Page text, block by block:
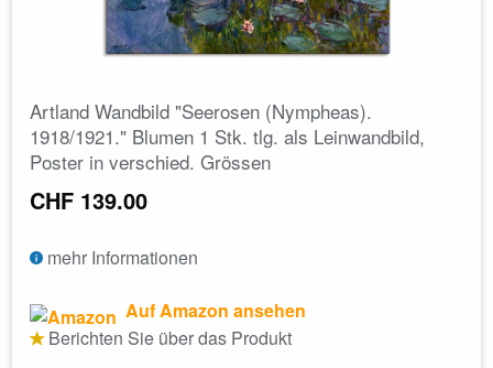
Artland Wandbild "Seerosen (Nympheas).
1918/1921." Blumen 1 Stk. tlg. als Leinwandbild,
Poster in verschied. Grössen
CHF 139.00
mehr Informationen
Auf Amazon ansehen
Berichten Sie über das Produkt